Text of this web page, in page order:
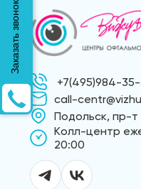
+7(495)984-
call-
Подольск, пр-
Kолл-центр
20:00
Заказать звонок